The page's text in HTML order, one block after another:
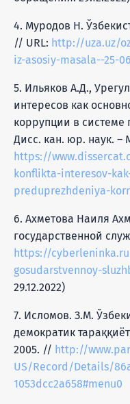
4. Муродов Н.
// URL: http://uza.uz/
iz-asosiy-masala--25-
5. Ильяков А.Д.,
интересов как
коррупции в системе
Дисс. кан. юр. наук. –
https://
konflikta-interesov-
preduprezhdeniya-
6. Ахметова Наиля
государственной
https://
gosudarstvennoy-
29.12.2022)
7. Исломов. З.М.
демократик
2005. // http://
US/Record/Details/
1053dcc2a658#menu0